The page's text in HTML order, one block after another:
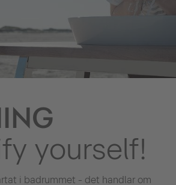
yourself!
i badrummet - det handlar om